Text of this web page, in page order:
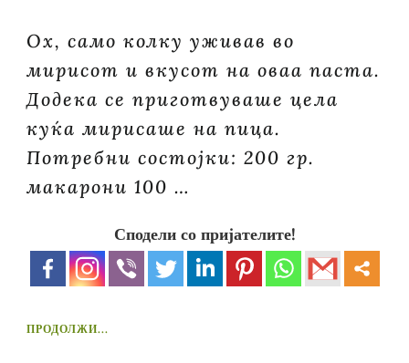
Ох, само колку уживав во
мирисот и вкусот на оваа паста.
Додека се приготвуваше цела
куќа мирисаше на пица.
Потребни состојки: 200 гр.
макарони 100 …
Сподели со пријателите!
ПРОДОЛЖИ...